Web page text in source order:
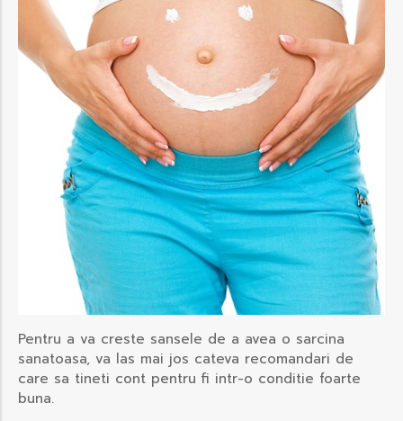
Pentru a va creste sansele de a avea o sarcina
sanatoasa, va las mai jos cateva recomandari de
care sa tineti cont pentru fi intr-o conditie foarte
buna.